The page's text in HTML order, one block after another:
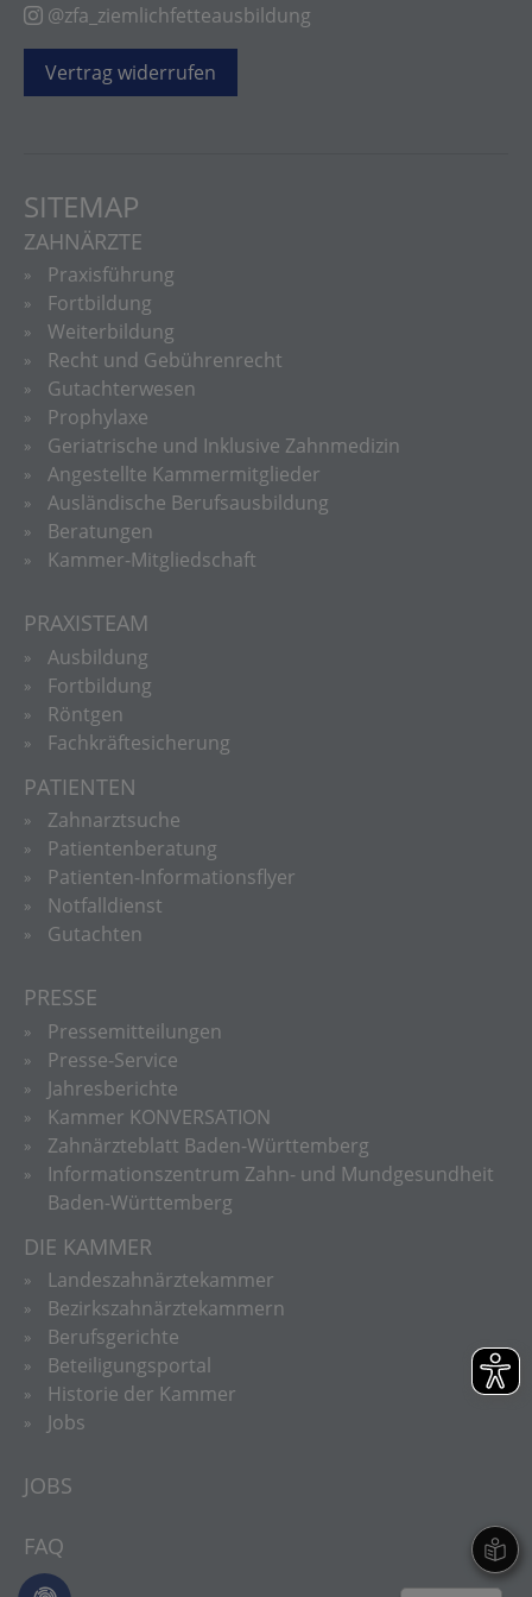
@zfa_ziemlichfetteausbildung
Vertrag widerrufen
SITEMAP
ZAHNÄRZTE
Praxisführung
Fortbildung
Weiterbildung
Recht und Gebührenrecht
Gutachterwesen
Prophylaxe
Geriatrische und Inklusive Zahnmedizin
Angestellte Kammermitglieder
Ausländische Berufsausbildung
Beratungen
Kammer-Mitgliedschaft
PRAXISTEAM
Ausbildung
Fortbildung
Röntgen
Fachkräftesicherung
PATIENTEN
Zahnarztsuche
Patientenberatung
Patienten-Informationsflyer
Notfalldienst
Gutachten
PRESSE
Pressemitteilungen
Presse-Service
Jahresberichte
Kammer KONVERSATION
Zahnärzteblatt Baden-Württemberg
Informationszentrum Zahn- und Mundgesundheit
Baden-Württemberg
DIE KAMMER
Landeszahnärztekammer
Bezirkszahnärztekammern
Berufsgerichte
Beteiligungsportal
Historie der Kammer
Jobs
JOBS
FAQ